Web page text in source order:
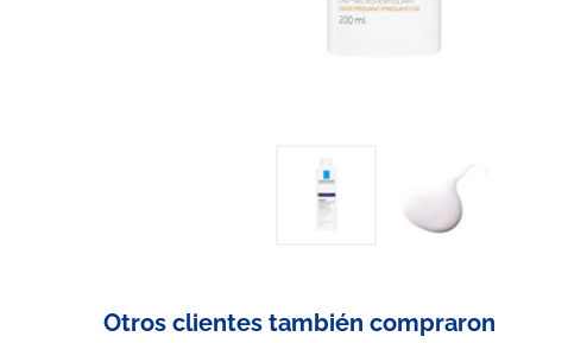
Otros clientes también compraron